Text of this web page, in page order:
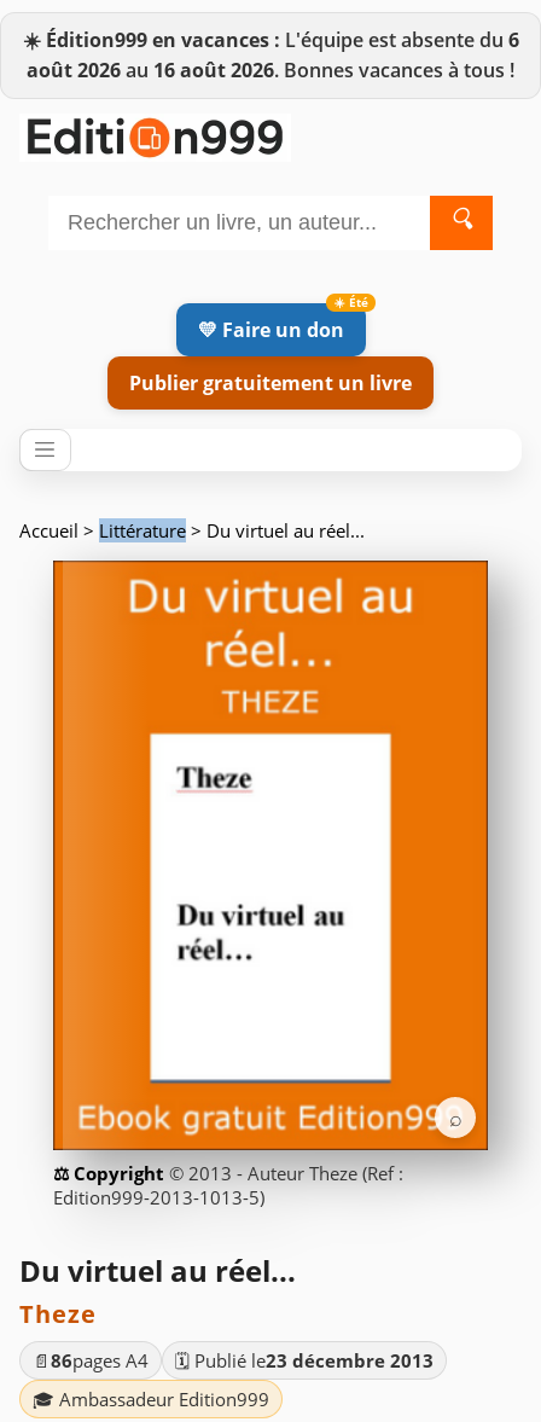
☀️ Édition999 en vacances : L'équipe est absente du 6
août 2026au 16 août 2026. Bonnes vacances à tous !
🔍
💛 Faire un don
Publier gratuitement un livre
Accueil > Littérature > Du virtuel au réel...
⌕
© 2013 - Auteur Theze (Ref :
Edition999-2013-1013-5)
Du virtuel au réel...
Theze
📄 86pages A4 🗓️ Publié le23 décembre 2013
🎓 Ambassadeur Edition999